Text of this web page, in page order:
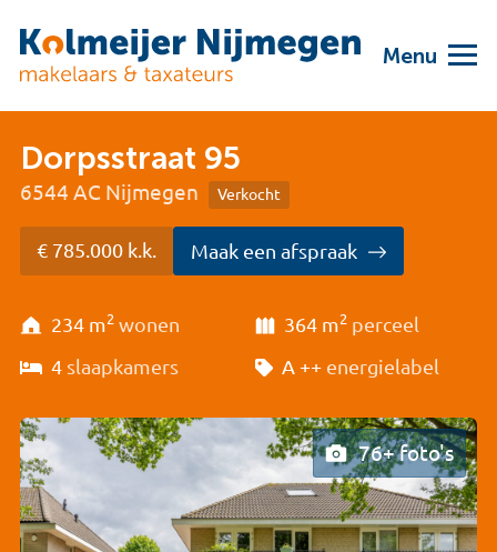
Menu
Dorpsstraat 95
6544 AC Nijmegen Verkocht
€ 785.000 k.k. Maak een afspraak
234 m2 wonen 364 m2 perceel
4 slaapkamers A ++ energielabel
76+ foto's